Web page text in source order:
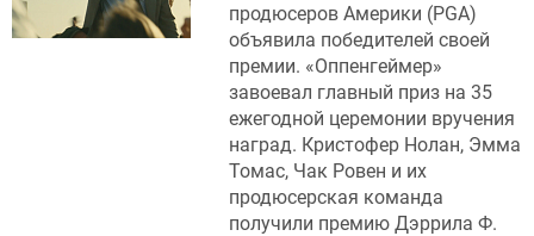
продюсеров Америки (PGA)
объявила победителей своей
премии. «Оппенгеймер»
завоевал главный приз на 35
ежегодной церемонии вручения
наград. Кристофер Нолан, Эмма
Томас, Чак Ровен и их
продюсерская команда
получили премию Дэррила Ф.